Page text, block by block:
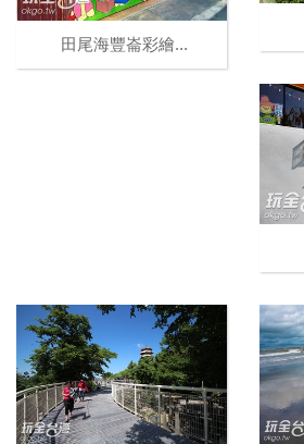
田尾海豐崙彩繪...